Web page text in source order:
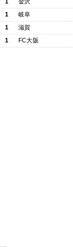
1
金沢
1
岐阜
1
滋賀
1
FC大阪